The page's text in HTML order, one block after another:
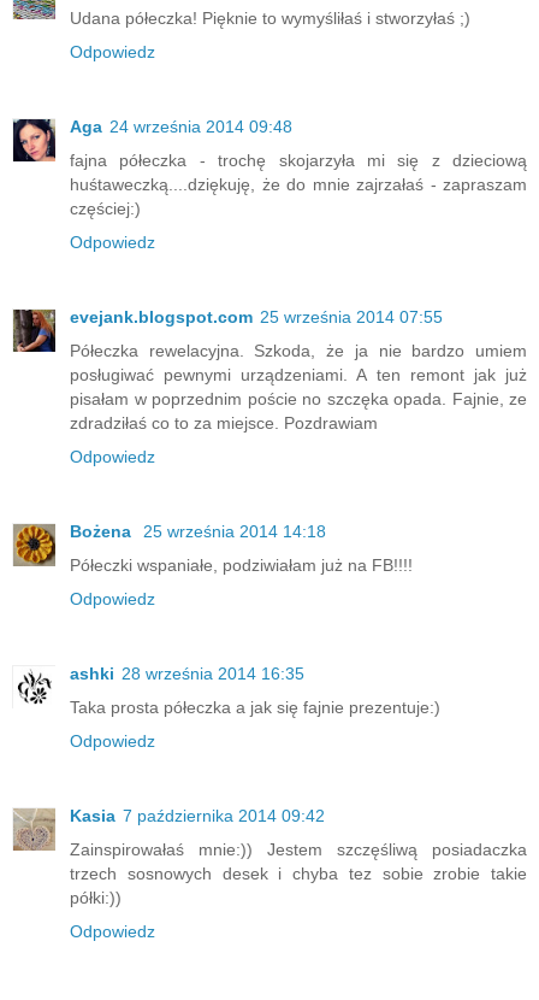
Udana półeczka! Pięknie to wymyśliłaś i stworzyłaś ;)
Odpowiedz
Aga 24 września 2014 09:48
fajna półeczka - trochę skojarzyła mi się z dzieciową
huśtaweczką....dziękuję, że do mnie zajrzałaś - zapraszam
częściej:)
Odpowiedz
evejank.blogspot.com 25 września 2014 07:55
Półeczka rewelacyjna. Szkoda, że ja nie bardzo umiem
posługiwać pewnymi urządzeniami. A ten remont jak już
pisałam w poprzednim poście no szczęka opada. Fajnie, ze
zdradziłaś co to za miejsce. Pozdrawiam
Odpowiedz
Bożena
25 września 2014 14:18
Półeczki wspaniałe, podziwiałam już na FB!!!!
Odpowiedz
ashki 28 września 2014 16:35
Taka prosta półeczka a jak się fajnie prezentuje:)
Odpowiedz
Kasia 7 października 2014 09:42
Zainspirowałaś mnie:)) Jestem szczęśliwą posiadaczka
trzech sosnowych desek i chyba tez sobie zrobie takie
półki:))
Odpowiedz